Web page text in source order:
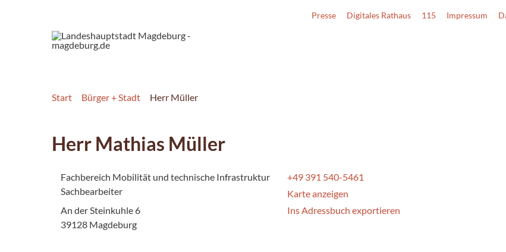
Presse Digitales Rathaus 115 Impressum
Start Bürger + Stadt Herr Müller
Herr Mathias Müller
Fachbereich Mobilität und technische Infrastruktur
Sachbearbeiter
An der Steinkuhle 6
39128 Magdeburg
+49 391 540-5461
Karte anzeigen
Ins Adressbuch exportieren